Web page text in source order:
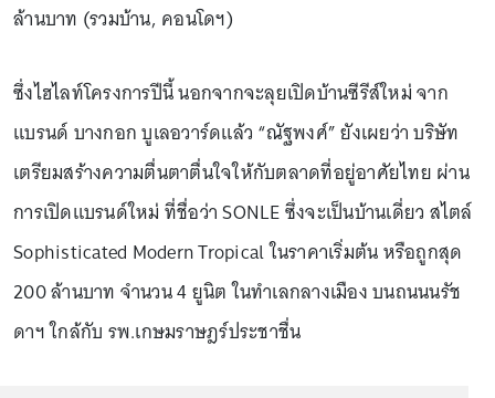
ล้านบาท (รวมบ้าน, คอนโดฯ)
ซึ่งไฮไลท์โครงการปีนี้ นอกจากจะลุยเปิดบ้านซีรีส์ใหม่ จาก
แบรนด์ บางกอก บูเลอวาร์ดแล้ว “ณัฐพงศ์” ยังเผยว่า บริษัท
เตรียมสร้างความตื่นตาตื่นใจให้กับตลาดที่อยู่อาศัยไทย ผ่าน
การเปิดแบรนด์ใหม่ ที่ชื่อว่า SONLE ซึ่งจะเป็นบ้านเดี่ยว สไตล์
Sophisticated Modern Tropical ในราคาเริ่มต้น หรือถูกสุด
200 ล้านบาท จำนวน 4 ยูนิต ในทำเลกลางเมือง บนถนนนรัช
ดาฯ ใกล้กับ รพ.เกษมราษฎร์ประชาชื่น